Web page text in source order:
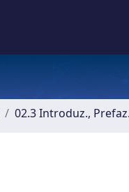
02.3 Introduz.,